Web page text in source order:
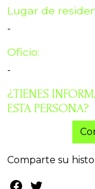
Lugar de
-
Oficio:
-
¿TIENES
ESTA PERSONA?
Comparte su